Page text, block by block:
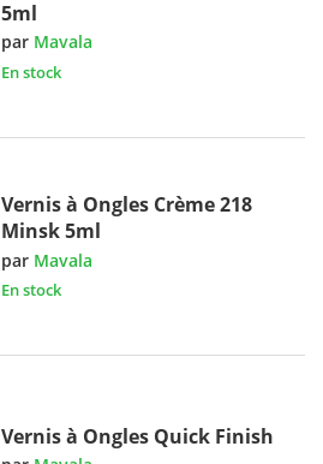
5ml
par Mavala
En stock
Vernis à Ongles Crème 218
Minsk 5ml
par Mavala
En stock
Vernis à Ongles Quick Finish